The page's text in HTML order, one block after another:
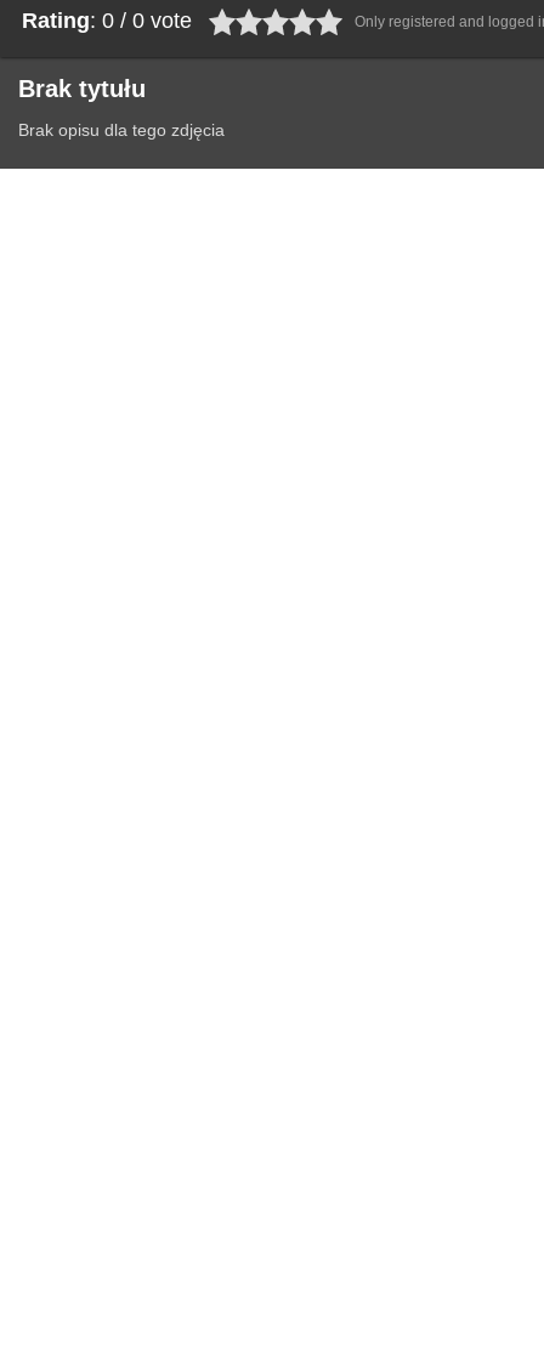
Rating: 0 / 0 vote Only registered and logged
Brak tytułu
Brak opisu dla tego zdjęcia